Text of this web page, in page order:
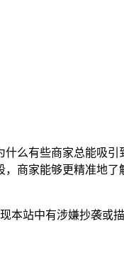
么有些商家总能吸引
商家能够更精准地了
本站中有涉嫌抄袭或